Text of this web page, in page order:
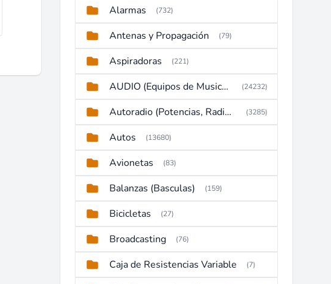
Alarmas (732)
Antenas y Propagación (79)
Aspiradoras (221)
AUDIO (Equipos de Musica, Amplificadores, Reproductores, Etc) (24232)
Autoradio (Potencias, Radios y DVD) (3285)
Autos (13680)
Avionetas (83)
Balanzas (Basculas) (159)
Bicicletas (27)
Broadcasting (76)
Caja de Resistencias Variable (7)